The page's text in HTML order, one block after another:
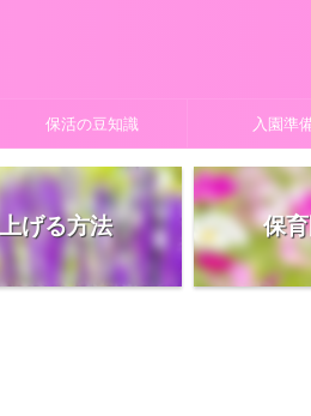
保活の豆知識 入園準
げる方法 保